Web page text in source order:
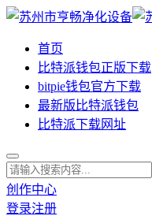
首页
比特派钱包正版下载
bitpie钱包官方下载
最新版比特派钱包
比特派下载网址
创作中心
登录注册